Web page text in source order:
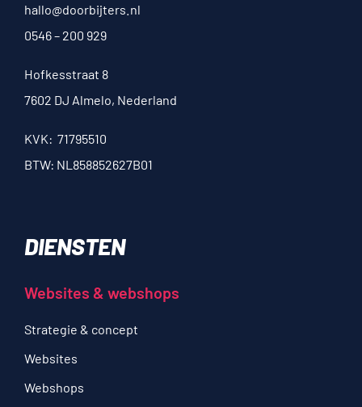
hallo@doorbijters.nl
0546 – 200 929
Hofkesstraat 8
7602 DJ Almelo, Nederland
KVK: 71795510
BTW: NL858852627B01
DIENSTEN
Websites & webshops
Strategie & concept
Websites
Webshops